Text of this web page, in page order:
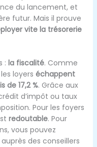
du lancement, et
futur. Mais il prouve
vite la trésorerie
: la fiscalité. Comme
loyers échappent
de 17,2 %. Grâce aux
d’impôt ou taux
Pour les foyers
redoutable. Pour
vous pouvez
des conseillers